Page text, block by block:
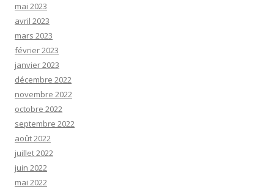
mai 2023
avril 2023
mars 2023
février 2023
janvier 2023
décembre 2022
novembre 2022
octobre 2022
septembre 2022
août 2022
juillet 2022
juin 2022
mai 2022